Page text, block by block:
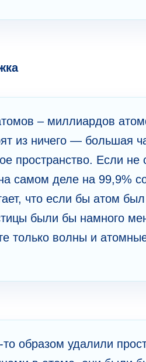
– миллиардов
из ничего — большая
пространство. Если не
самом деле на 99,9%
что если бы атом
были бы намного
только волны и
образом удалили